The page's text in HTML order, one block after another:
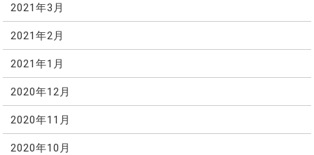
2021年3月
2021年2月
2021年1月
2020年12月
2020年11月
2020年10月